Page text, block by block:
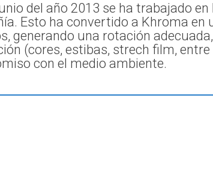
del año 2013 se ha trabajado
Esto ha convertido a Khroma
generando una rotación
(cores, estibas, strech film,
con el medio ambiente.